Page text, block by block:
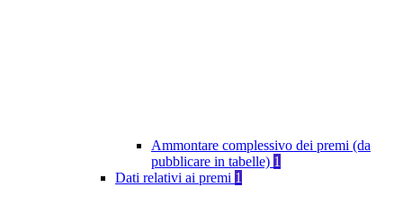
Ammontare complessivo dei premi (da
pubblicare in tabelle) 1
Dati relativi ai premi 1